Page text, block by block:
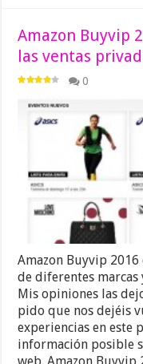
Amazon Buyvip
las ventas
0
Amazon Buyvip
de diferentes marcas
Mis opiniones las
pido que nos dejéis
experiencias en este
información posible